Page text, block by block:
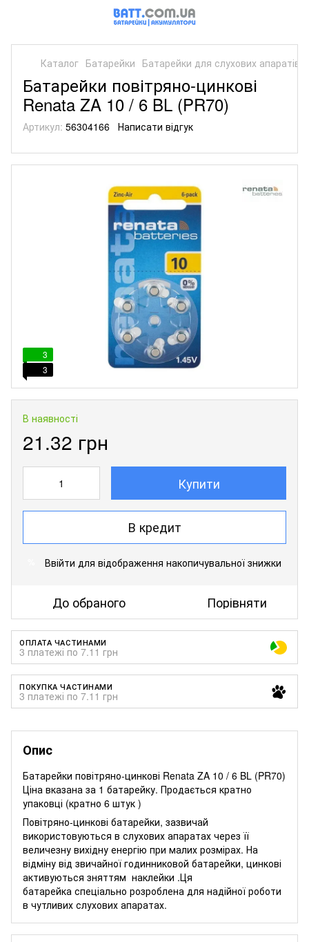
Каталог Батарейки Батарейки для слухових апаратів
Батарейки повітряно-цинкові
Renata ZA 10 / 6 BL (PR70)
Артикул: 56304166 Написати відгук
3
3
В наявності
21.32 грн
Купити
В кредит
Ввійти для відображення накопичувальної знижки
До обраного Порівняти
ОПЛАТА ЧАСТИНАМИ
3 платежі по 7.11 грн
ПОКУПКА ЧАСТИНАМИ
3 платежі по 7.11 грн
Опис
Батарейки повітряно-цинкові Renata ZA 10 / 6 BL (PR70)
Ціна вказана за 1 батарейку. Продається кратно
упаковці (кратно 6 штук )
Повітряно-цинкові батарейки, зазвичай
використовуються в слухових апаратах через її
величезну вихідну енергію при малих розмірах. На
відміну від звичайної годинниковой батарейки, цинкові
активуються зняттям наклейки .Ця
батарейка спеціально розроблена для надійної роботи
в чутливих слухових апаратах.